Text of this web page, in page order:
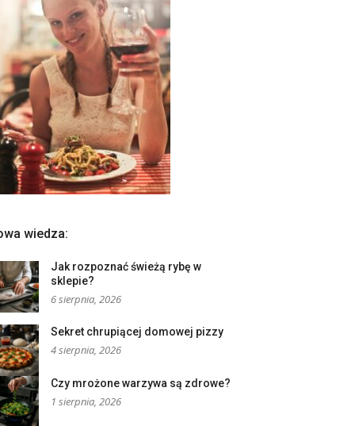
wiedza:
Jak rozpoznać świeżą rybę w
sklepie?
6 sierpnia, 2026
Sekret chrupiącej domowej pizzy
4 sierpnia, 2026
Czy mrożone warzywa są zdrowe?
1 sierpnia, 2026